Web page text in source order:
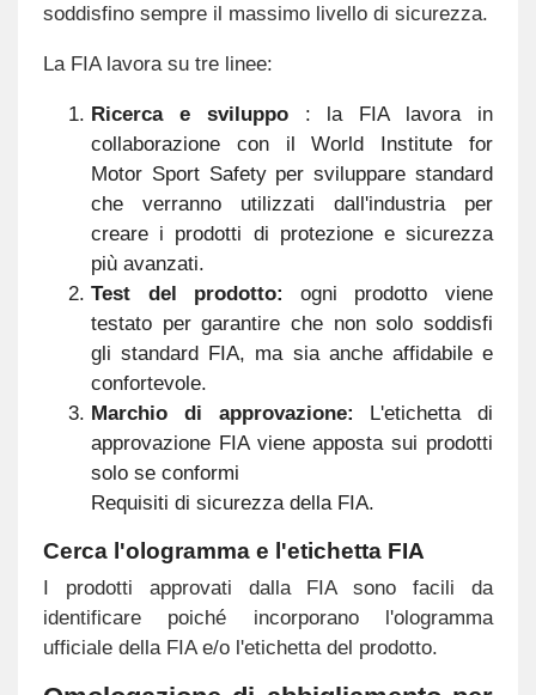
soddisfino sempre il massimo livello di sicurezza.
La FIA lavora su tre linee:
Ricerca e sviluppo: la FIA lavora in
collaborazione con il World Institute for
Motor Sport Safety per sviluppare standard
che verranno utilizzati dall'industria per
creare i prodotti di protezione e sicurezza
più avanzati.
Test del prodotto: ogni prodotto viene
testato per garantire che non solo soddisfi
gli standard FIA, ma sia anche affidabile e
confortevole.
Marchio di approvazione: L'etichetta di
approvazione FIA viene apposta sui prodotti
solo se conformi
Requisiti di sicurezza della FIA.
Cerca l'ologramma e l'etichetta FIA
I prodotti approvati dalla FIA sono facili da
identificare poiché incorporano l'ologramma
ufficiale della FIA e/o l'etichetta del prodotto.